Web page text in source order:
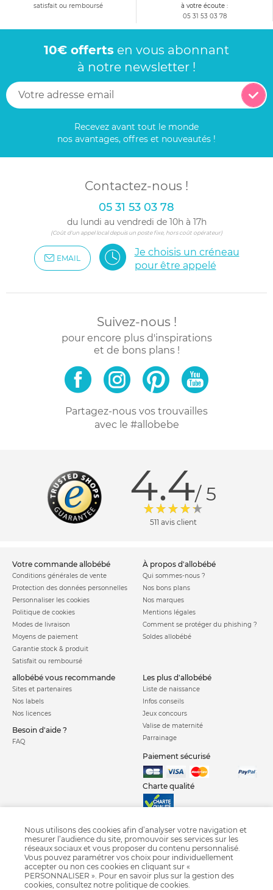
satisfait ou remboursé
à votre écoute :
05 31 53 03 78
10€ offerts en vous abonnant
à notre newsletter !
Recevez avant tout le monde
nos avantages, offres et nouveautés !
Contactez-nous !
05 31 53 03 78
du lundi au vendredi de 10h à 17h
(Coût d'un appel local depuis un poste fixe, hors coût opérateur)
EMAIL
Je choisis un créneau
pour être appelé
Suivez-nous !
pour encore plus d'inspirations
et de bons plans !
Partagez-nous vos trouvailles
avec le #allobebe
4.4/ 5
511 avis client
votre commande allobébé
Conditions générales de vente
Protection des données personnelles
Personnaliser les cookies
Politique de cookies
Modes de livraison
Moyens de paiement
Garantie stock & produit
Satisfait ou remboursé
à propos d'allobébé
Qui sommes-nous ?
Nos bons plans
Nos marques
Mentions légales
Comment se protéger du phishing ?
Soldes allobébé
allobébé vous recommande
Sites et partenaires
Nos labels
Nos licences
Besoin d'aide ?
FAQ
les plus d'allobébé
Liste de naissance
Infos conseils
Jeux concours
Valise de maternité
Parrainage
Paiement sécurisé
Charte qualité
Poussette combinée Poussette citadine
Poussette canne
Poussette jumeaux
Poussette triplés Sac à langer
Porte bébé
Nous utilisons des cookies afin d’analyser votre navigation et
mesurer l’audience du site, promouvoir ses services sur les
réseaux sociaux et vous proposer du contenu personnalisé.
Vous pouvez paramétrer vos choix pour individuellement
accepter ou non ces cookies en cliquant sur «
PERSONNALISER ». Pour en savoir plus sur la gestion des
cookies, consultez notre politique de cookies.